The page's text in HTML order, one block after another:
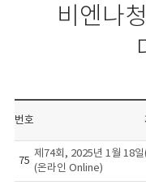
비엔나
번호
75
제74회, 2025년 1월 18
(온라인 Online)